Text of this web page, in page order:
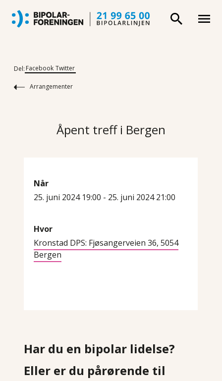
Del: Facebook Twitter
Arrangementer
Åpent treff i Bergen
Når
25. juni 2024 19:00 - 25. juni 2024 21:00
Hvor
Kronstad DPS: Fjøsangerveien 36, 5054
Bergen
Har du en bipolar lidelse?
Eller er du pårørende til